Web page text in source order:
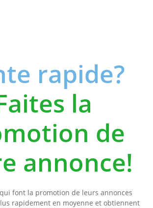
rapide?
la
de
annonce!
font la promotion de leurs annonces
rapidement en moyenne et obtiennent